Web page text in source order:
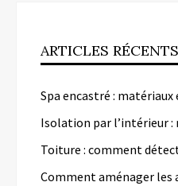
ARTICLES RÉCENTS
Spa encastré :
Isolation par l’intérieur :
Toiture : comment
Comment aménager les